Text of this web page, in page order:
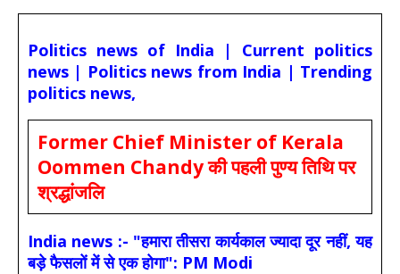
Politics news of India | Current politics
news | Politics news from India | Trending
politics news,
Former Chief Minister of Kerala
Oommen Chandy की पहली पुण्य तिथि पर
श्रद्धांजलि
India news :- "हमारा तीसरा कार्यकाल ज्यादा दूर नहीं, यह
बड़े फैसलों में से एक होगा": PM Modi